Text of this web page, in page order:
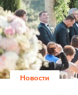
Новости